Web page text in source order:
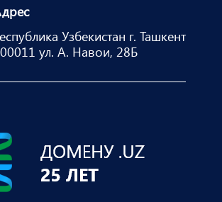
Узбекистан г. Ташкент
ул. А. Навои, 28Б